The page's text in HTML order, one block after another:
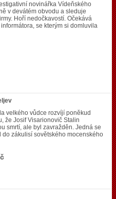
novinářka Vídeňského
v devátém obvodu a sleduje
Hoří nedočkavostí. Očekává
se kterým si domluvila
velkého vůdce rozvíjí poněkud
že Josif Visarionovič Stalin
smrtí, ale byl zavražděn. Jedná se
do zákulisí sovětského mocenského